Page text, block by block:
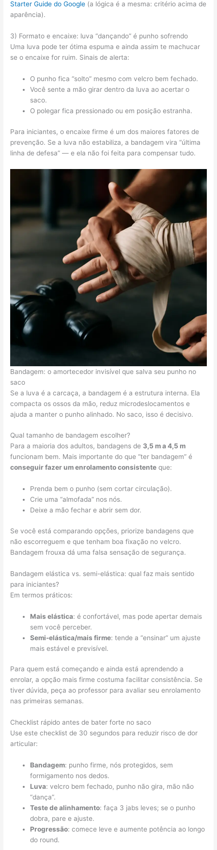
Starter Guide do Google (a lógica é a mesma: critério acima de
aparência).
3) Formato e encaixe: luva “dançando” é punho sofrendo
Uma luva pode ter ótima espuma e ainda assim te machucar
se o encaixe for ruim. Sinais de alerta:
O punho fica “solto” mesmo com velcro bem fechado.
Você sente a mão girar dentro da luva ao acertar o
saco.
O polegar fica pressionado ou em posição estranha.
Para iniciantes, o encaixe firme é um dos maiores fatores de
prevenção. Se a luva não estabiliza, a bandagem vira “última
linha de defesa” — e ela não foi feita para compensar tudo.
Bandagem: o amortecedor invisível que salva seu punho no
saco
Se a luva é a carcaça, a bandagem é a estrutura interna. Ela
compacta os ossos da mão, reduz microdeslocamentos e
ajuda a manter o punho alinhado. No saco, isso é decisivo.
Qual tamanho de bandagem escolher?
Para a maioria dos adultos, bandagens de 3,5 m a 4,5 m
funcionam bem. Mais importante do que “ter bandagem” é
conseguir fazer um enrolamento consistente que:
Prenda bem o punho (sem cortar circulação).
Crie uma “almofada” nos nós.
Deixe a mão fechar e abrir sem dor.
Se você está comparando opções, priorize bandagens que
não escorreguem e que tenham boa fixação no velcro.
Bandagem frouxa dá uma falsa sensação de segurança.
Bandagem elástica vs. semi-elástica: qual faz mais sentido
para iniciantes?
Em termos práticos:
Mais elástica: é confortável, mas pode apertar demais
sem você perceber.
Semi-elástica/mais firme: tende a “ensinar” um ajuste
mais estável e previsível.
Para quem está começando e ainda está aprendendo a
enrolar, a opção mais firme costuma facilitar consistência. Se
tiver dúvida, peça ao professor para avaliar seu enrolamento
nas primeiras semanas.
Checklist rápido antes de bater forte no saco
Use este checklist de 30 segundos para reduzir risco de dor
articular:
Bandagem: punho firme, nós protegidos, sem
formigamento nos dedos.
Luva: velcro bem fechado, punho não gira, mão não
“dança”.
Teste de alinhamento: faça 3 jabs leves; se o punho
dobra, pare e ajuste.
Progressão: comece leve e aumente potência ao longo
do round.